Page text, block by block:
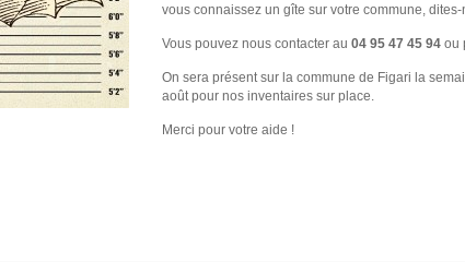
vous connaissez un gîte sur votre commune, dites-
Vous pouvez nous contacter au 04 95 47 45 94 ou
On sera présent sur la commune de Figari la
août pour nos inventaires sur place.
Merci pour votre aide !